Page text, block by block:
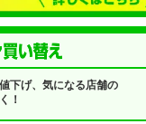
下げ、気になる店舗の
！